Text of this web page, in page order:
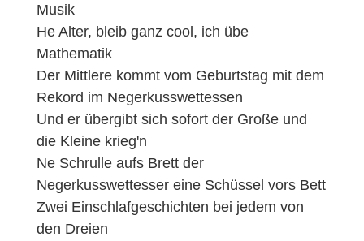
Musik
He Alter, bleib ganz cool, ich übe
Mathematik
Der Mittlere kommt vom Geburtstag mit dem
Rekord im Negerkuss­wettessen
Und er übergibt sich sofort der Große und
die Kleine krieg'n
Ne Schrulle aufs Brett der
Negerkusswettesser eine Schüssel vors Bett
Zwei Einschlafgeschichten bei jedem von
den Dreien